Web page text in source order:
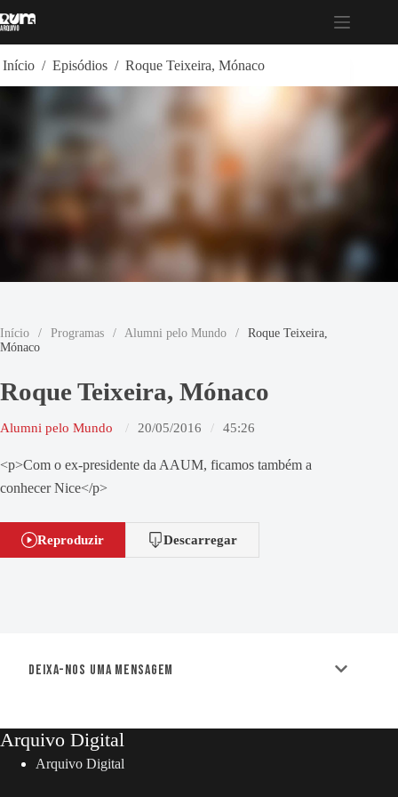
para
Início / Episódios / Roque Teixeira, Mónaco
Início / Programas / Alumni pelo Mundo /
Roque Teixeira,
Mónaco
Roque Teixeira, Mónaco
Alumni pelo Mundo 20/05/2016 45:26
<p>Com o ex-presidente da AAUM, ficamos também a
conhecer Nice</p>
Reproduzir Descarregar
Deixa-nos uma mensagem
Arquivo Digital
Arquivo Digital